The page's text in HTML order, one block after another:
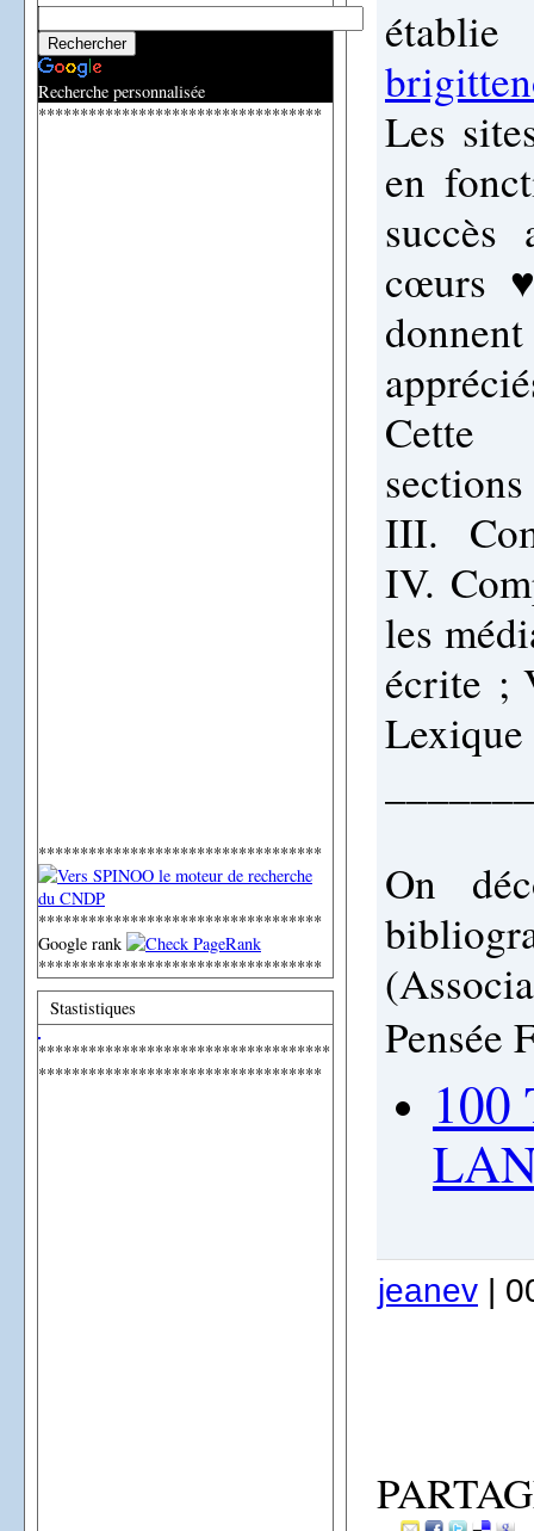
Recherche personnalisée
**********************************
**********************************
**********************************
Google rank
**********************************
Stastistiques
***********************************
**********************************
Les
en
succès
cœurs
Cette
III.
IV.
les
écrite ;
On
Pensée
100
jeanev |